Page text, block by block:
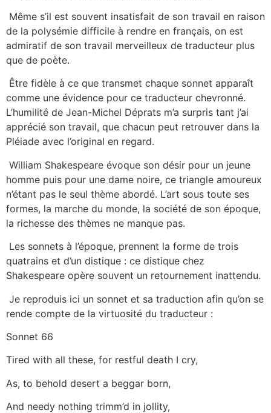
Même s’il est souvent insatisfait de son travail en raison
de la polysémie difficile à rendre en français, on est
admiratif de son travail merveilleux de traducteur plus
que de poète.
Être fidèle à ce que transmet chaque sonnet apparaît
comme une évidence pour ce traducteur chevronné.
L’humilité de Jean-Michel Déprats m’a surpris tant j’ai
apprécié son travail, que chacun peut retrouver dans la
Pléiade avec l’original en regard.
William Shakespeare évoque son désir pour un jeune
homme puis pour une dame noire, ce triangle amoureux
n’étant pas le seul thème abordé. L’art sous toute ses
formes, la marche du monde, la société de son époque,
la richesse des thèmes ne manque pas.
Les sonnets à l’époque, prennent la forme de trois
quatrains et d’un distique : ce distique chez
Shakespeare opère souvent un retournement inattendu.
Je reproduis ici un sonnet et sa traduction afin qu’on se
rende compte de la virtuosité du traducteur :
Sonnet 66
Tired with all these, for restful death I cry,
As, to behold desert a beggar born,
And needy nothing trimm’d in jollity,